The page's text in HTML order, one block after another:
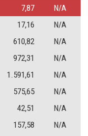
7,87
N/A
17,16
N/A
610,82
N/A
972,31
N/A
1.591,61
N/A
575,65
N/A
42,51
N/A
157,58
N/A